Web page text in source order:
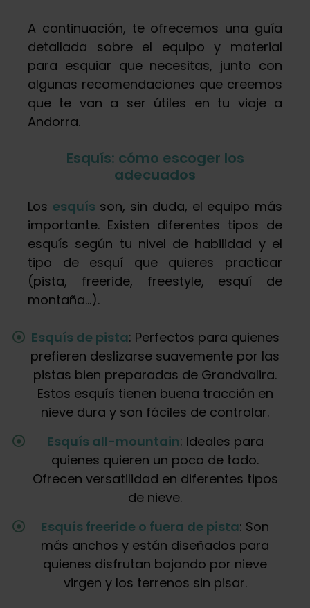
A continuación, te ofrecemos una guía
detallada sobre el equipo y material
para esquiar que necesitas, junto con
algunas recomendaciones que creemos
que te van a ser útiles en tu viaje a
Andorra.
Esquís: cómo escoger los
adecuados
Los esquís son, sin duda, el equipo más
importante. Existen diferentes tipos de
esquís según tu nivel de habilidad y el
tipo de esquí que quieres practicar
(pista, freeride, freestyle, esquí de
montaña…).
Esquís de pista: Perfectos para quienes
prefieren deslizarse suavemente por las
pistas bien preparadas de Grandvalira.
Estos esquís tienen buena tracción en
nieve dura y son fáciles de controlar.
Esquís all-mountain: Ideales para
quienes quieren un poco de todo.
Ofrecen versatilidad en diferentes tipos
de nieve.
Esquís freeride o fuera de pista: Son
más anchos y están diseñados para
quienes disfrutan bajando por nieve
virgen y los terrenos sin pisar.